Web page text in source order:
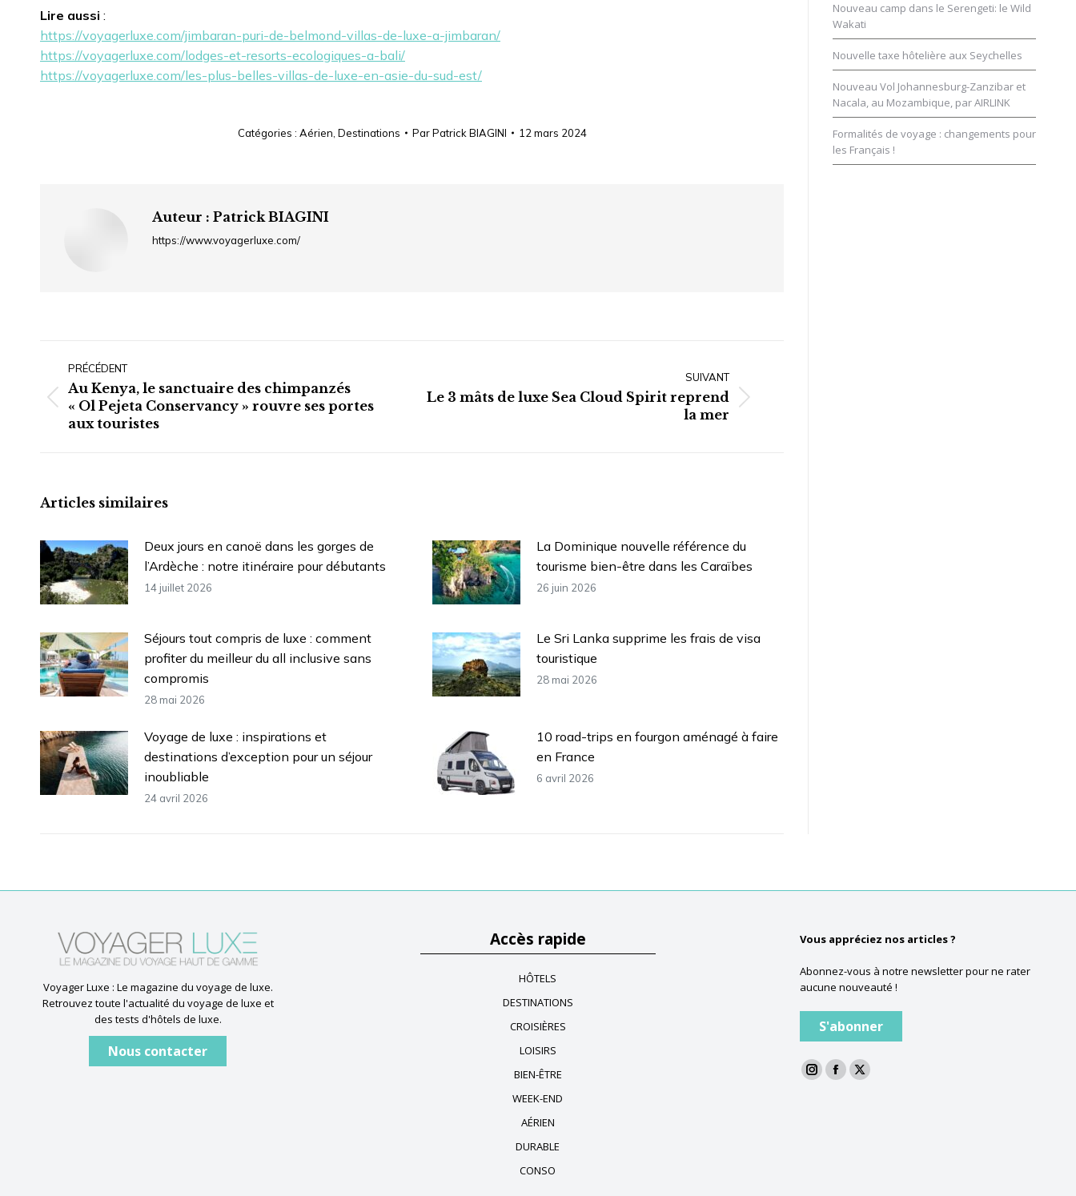
Lire aussi :
https://voyagerluxe.com/jimbaran-puri-de-belmond-villas-de-luxe-a-jimbaran/
https://voyagerluxe.com/lodges-et-resorts-ecologiques-a-bali/
https://voyagerluxe.com/les-plus-belles-villas-de-luxe-en-asie-du-sud-est/
Catégories : Aérien Destinations ParPatrick BIAGINI 12 mars 2024
Auteur : Patrick BIAGINI
https://www.voyagerluxe.com/
articlePRÉCÉDENT
Article
précédent
Au Kenya, le sanctuaire des chimpanzés
« Ol Pejeta Conservancy » rouvre ses portes
aux touristes
SUIVANT
Article
Le 3 mâts de luxe Sea Cloud Spirit reprend
la mer
Articles similaires
Deux jours en canoë dans les gorges de
l’Ardèche : notre itinéraire pour débutants
14 juillet 2026
La Dominique nouvelle référence du
tourisme bien-être dans les Caraïbes
26 juin 2026
Séjours tout compris de luxe : comment
profiter du meilleur du all inclusive sans
compromis
28 mai 2026
Le Sri Lanka supprime les frais de visa
touristique
28 mai 2026
Voyage de luxe : inspirations et
destinations d’exception pour un séjour
inoubliable
24 avril 2026
10 road-trips en fourgon aménagé à faire
en France
6 avril 2026
Nouveau camp dans le Serengeti: le Wild
Wakati
Nouvelle taxe hôtelière aux Seychelles
Nouveau Vol Johannesburg-Zanzibar et
Nacala, au Mozambique, par AIRLINK
Formalités de voyage : changements pour
les Français !
Voyager Luxe : Le magazine du voyage de luxe.
Retrouvez toute l'actualité du voyage de luxe et
des tests d'hôtels de luxe.
Nous contacter
Accès rapide
HÔTELS
DESTINATIONS
CROISIÈRES
LOISIRS
BIEN-ÊTRE
WEEK-END
AÉRIEN
DURABLE
CONSO
Vous appréciez nos articles ?
Abonnez-vous à notre newsletter pour ne rater
aucune nouveauté !
S'abonner
La
La
La